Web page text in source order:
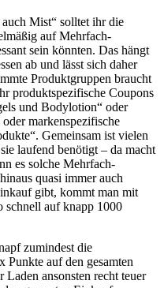
Mist“ solltet ihr die
auf Mehrfach-
sein könnten. Das hängt
ab und lässt sich daher
Produktgruppen braucht
produktspezifische Coupons
und Bodylotion“ oder
markenspezifische
Gemeinsam ist vielen
laufend benötigt – da macht
es solche Mehrfach-
quasi immer auch
gibt, kommt man mit
auf knapp 1000
zumindest die
Punkte auf den gesamten
ansonsten recht teuer